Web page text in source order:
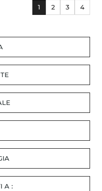
A :
1 2 3 4